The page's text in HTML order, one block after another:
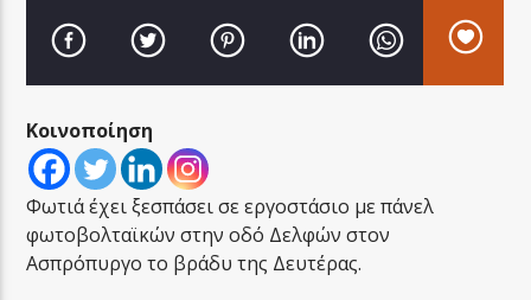
LA FAMIGLIA RADIO
LA FAMIGLIA ΝΗΣΙΩΤΙΚΑ
Κοινοποίηση
Φωτιά έχει ξεσπάσει σε εργοστάσιο με πάνελ
φωτοβολταϊκών στην οδό Δελφών στον
Ασπρόπυργο το βράδυ της Δευτέρας.